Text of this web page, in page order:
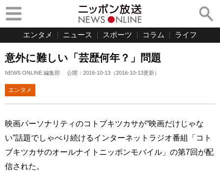
エンタメ ニュース スポーツ コラム ライフ
意外に難しい「芸歴何年？」問題
NEWS ONLINE 編集部 公開： 2016-10-13 （2016-10-13更新）
エンタメ
映画パーソナリティのコトブキツカサが“映画だけじゃな
い”話題でしゃべり続けるインターネットラジオ番組「コト
ブキツカサのオールナイトニッポンモバイル」の第7回が配
信された。